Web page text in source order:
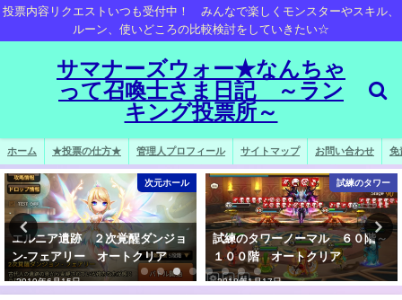
投票内容リクエストいつも受付中！ みんなで楽しくモンスターやスキル、
ルーン、使いどころの比較検討をしていきたい☆
サマナーズウォー★なんちゃ
って召喚士さま日記 ～ラン
キング投票所～
ホーム ★投票の仕方★ 管理人プロフィール サイトマップ お問い合わせ 免
次元ホール
エルニア遺跡 ２次覚醒ダンジョ
ン-フェアリー オートクリア
2019年6月15日
試練のタワー
試練のタワーノーマル ６０階～
１００階 オートクリア
2018年1月17日